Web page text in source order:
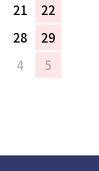
21
22
28
29
4 5